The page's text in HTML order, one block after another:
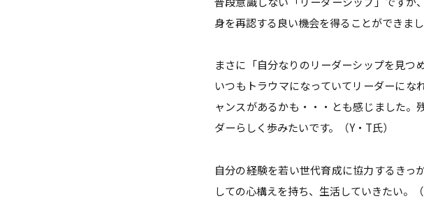
身を再認する良い機会を得ることができまし
まさに「自分なりのリーダーシップを見つ
いつもトラウマになっていてリーダーに
ャンスがあるかも・・・とも感じました
ダーらしく歩みたいです。（Y・T氏）
自分の経験を若い世代育成に協力するきっ
しての心構えを持ち、生活していきたい。（